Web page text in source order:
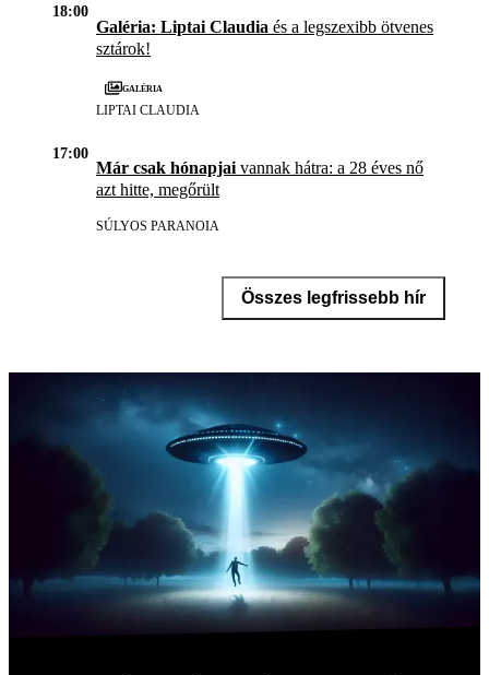
18:00
Galéria: Liptai Claudia és a legszexibb ötvenes
sztárok!
Galéria
LIPTAI CLAUDIA
17:00
Már csak hónapjai vannak hátra: a 28 éves nő
azt hitte, megőrült
SÚLYOS PARANOIA
Összes legfrissebb hír